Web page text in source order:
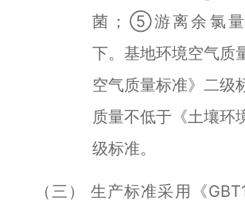
菌；⑤游离余氯
下。基地环境空气质
空气质量标准》二级
质量不低于《土壤环
级标准。
（三） 生产标准采用《